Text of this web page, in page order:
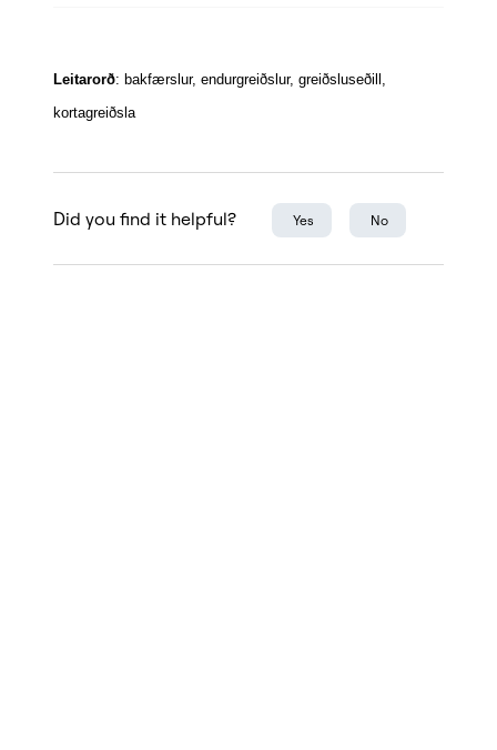
Leitarorð: bakfærslur, endurgreiðslur, greiðsluseðill,
kortagreiðsla
Did you find it helpful? Yes No